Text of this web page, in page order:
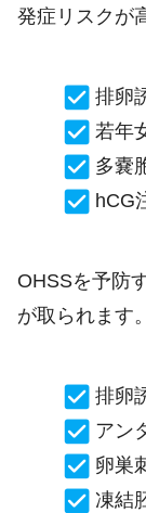
発症リスクが
排卵
若年
多嚢
hCG
OHSSを予防
が取られます。
排卵
アン
卵巣
凍結